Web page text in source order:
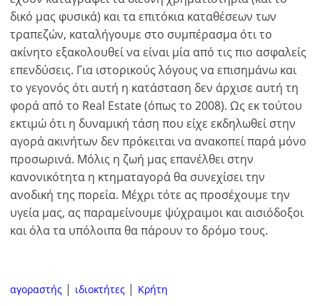
δικό μας φυσικά) και τα επιτόκια καταθέσεων των
τραπεζών, καταλήγουμε στο συμπέρασμα ότι το
ακίνητο εξακολουθεί να είναι μία από τις πιο ασφαλείς
επενδύσεις. Για ιστορικούς λόγους να επισημάνω και
το γεγονός ότι αυτή η κατάσταση δεν άρχισε αυτή τη
φορά από το Real Estate (όπως το 2008). Ως εκ τούτου
εκτιμώ ότι η δυναμική τάση που είχε εκδηλωθεί στην
αγορά ακινήτων δεν πρόκειται να ανακοπεί παρά μόνο
προσωρινά. Μόλις η ζωή μας επανέλθει στην
κανονικότητα η κτηματαγορά θα συνεχίσει την
ανοδική της πορεία. Μέχρι τότε ας προσέχουμε την
υγεία μας, ας παραμείνουμε ψύχραιμοι και αισιόδοξοι
και όλα τα υπόλοιπα θα πάρουν το δρόμο τους.
αγοραστής ιδιοκτήτες Κρήτη